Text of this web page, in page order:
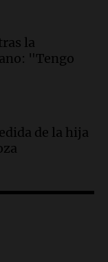
su
de
la
"Tengo
de la hija